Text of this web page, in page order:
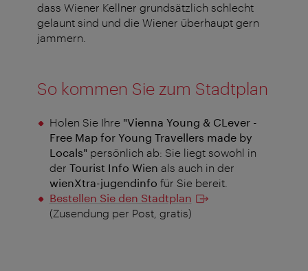
dass Wiener Kellner grundsätzlich schlecht
gelaunt sind und die Wiener überhaupt gern
jammern.
So kommen Sie zum Stadtplan
Holen Sie Ihre "Vienna Young & CLever -
Free Map for Young Travellers made by
Locals" persönlich ab: Sie liegt sowohl in
der Tourist Info Wien als auch in der
wienXtra-jugendinfo für Sie bereit.
Bestellen Sie den Stadtplan
(Zusendung per Post, gratis)